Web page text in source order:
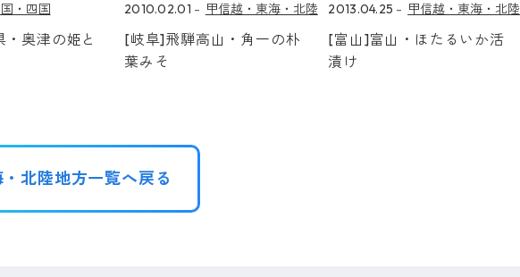
・四国
奥津の姫と
2010.02.01 甲信越・東海・北陸
[岐阜]飛騨高山・角一の朴
葉みそ
2013.04.25 甲信越・東海・北陸
[富山]富山・ほたるいか活
漬け
北陸地方一覧へ戻る